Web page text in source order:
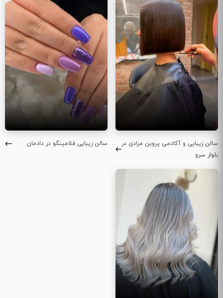
سالن زیبایی و آکادمی پروین مرادی در
بلوار سرو
سالن زیبایی فلامینگو در دادمان